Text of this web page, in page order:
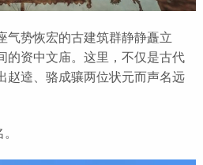
势恢宏的古建筑群静静矗立
资中文庙。这里，不仅是古代
赵逵、骆成骧两位状元而声名远